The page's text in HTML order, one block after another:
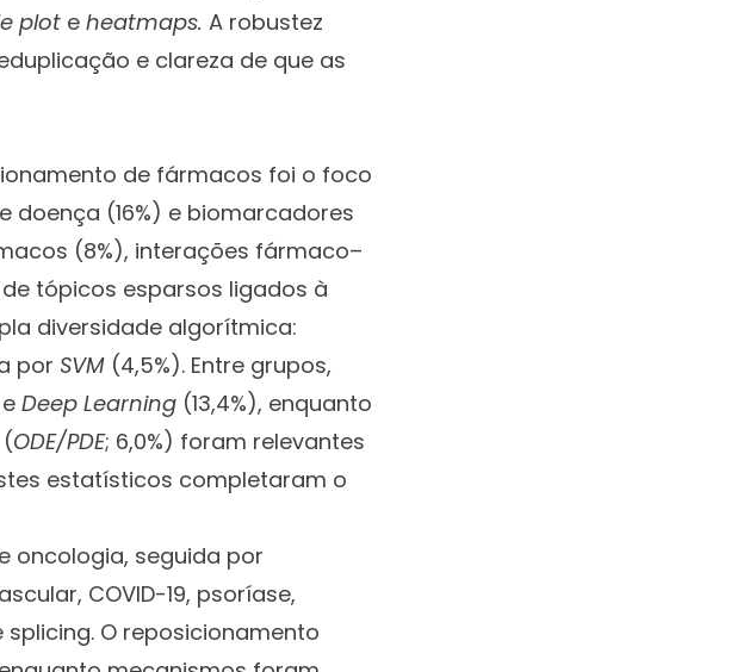
plot e heatmaps. A robustez
e clareza de que as
de fármacos foi o foco
doença (16%) e biomarcadores
(8%), interações fármaco–
tópicos esparsos ligados à
diversidade algorítmica:
por SVM (4,5%). Entre grupos,
Deep Learning (13,4%), enquanto
ODE/PDE; 6,0%) foram relevantes
estatísticos completaram o
oncologia, seguida por
COVID-19, psoríase,
O reposicionamento